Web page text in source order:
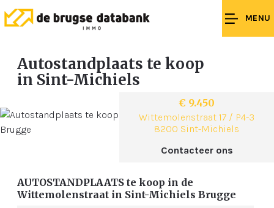
MENU
Autostandplaats te koop
in Sint-Michiels
€ 9.450
Wittemolenstraat 17 / P4-3
8200 Sint-Michiels
Contacteer ons
AUTOSTANDPLAATS te koop in de
Wittemolenstraat in Sint-Michiels Brugge